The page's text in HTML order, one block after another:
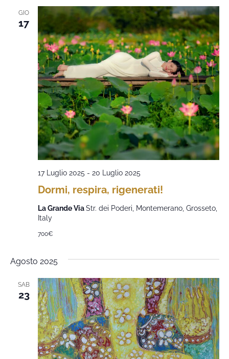
GIO
17
Dormi, respira, rigenerati!
17 Luglio 2025 - 20 Luglio 2025
La Grande ViaStr. dei Poderi, Montemerano, Grosseto,
Italy
700€
Agosto 2025
SAB
23